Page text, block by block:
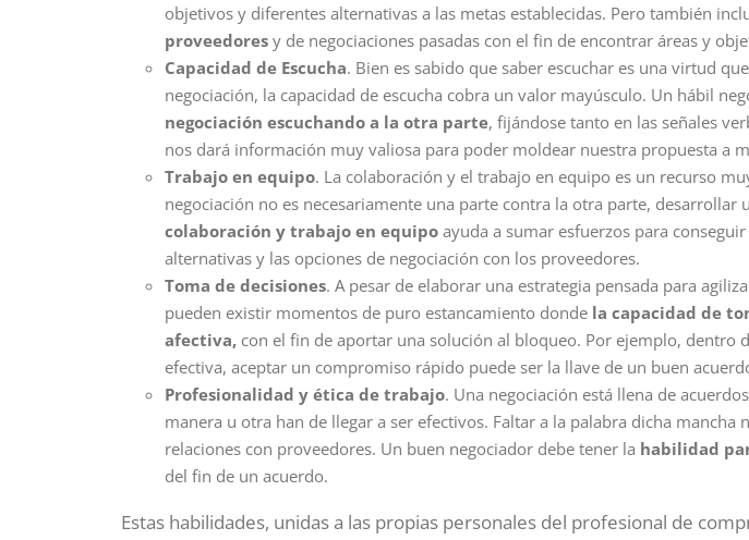
objetivos y diferentes alternativas a las metas establecidas. Pero también
proveedoresy de negociaciones pasadas con el fin de encontrar áreas y
Capacidad de Escucha. Bien es sabido que saber escuchar es una virtud
negociación, la capacidad de escucha cobra un valor mayúsculo. Un hábil
negociación escuchando a la otra parte, fijándose tanto en las señales
nos dará información muy valiosa para poder moldear nuestra propuesta a
Trabajo en equipo. La colaboración y el trabajo en equipo es un recurso
negociación no es necesariamente una parte contra la otra parte, desarrollar
colaboración y trabajo en equipoayuda a sumar esfuerzos para
alternativas y las opciones de negociación con los proveedores.
Toma de decisiones. A pesar de elaborar una estrategia pensada para
pueden existir momentos de puro estancamiento donde la capacidad de
afectiva,con el fin de aportar una solución al bloqueo. Por ejemplo, dentro
efectiva, aceptar un compromiso rápido puede ser la llave de un buen
Profesionalidad y ética de trabajo. Una negociación está llena de
manera u otra han de llegar a ser efectivos. Faltar a la palabra dicha
relaciones con proveedores. Un buen negociador debe tener la habilidad
del fin de un acuerdo.
Estas habilidades, unidas a las propias personales del profesional de